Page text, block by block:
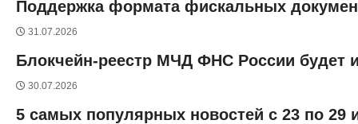
Поддержка формата фискальных
31.07.2026
Блокчейн-реестр МЧД ФНС России будет
30.07.2026
5 самых популярных новостей с 23 по 29